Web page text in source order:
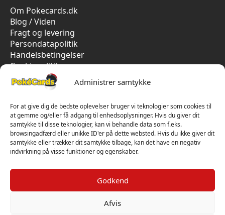
Administrer samtykke
For at give dig de bedste oplevelser bruger vi teknologier som cookies til
at gemme og/eller få adgang til enhedsoplysninger. Hvis du giver dit
samtykke til disse teknologier, kan vi behandle data som f.eks.
browsingadfærd eller unikke ID'er på dette websted. Hvis du ikke giver dit
samtykke eller trækker dit samtykke tilbage, kan det have en negativ
indvirkning på visse funktioner og egenskaber.
Godkend
Afvis
Om Pokecards.dk
Blog / Viden
Fragt og levering
Persondatapolitik
Handelsbetingelser
Cookiepolitik
Vi har kun 5-stjernet anmeldelser på Trustpilot